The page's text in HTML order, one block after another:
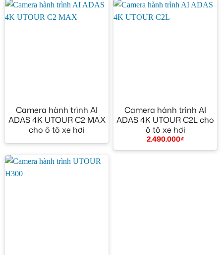
Camera hành trình AI
ADAS 4K UTOUR C2 MAX
cho ô tô xe hơi
Camera hành trình AI
ADAS 4K UTOUR C2L cho
ô tô xe hơi
2.490.000₫